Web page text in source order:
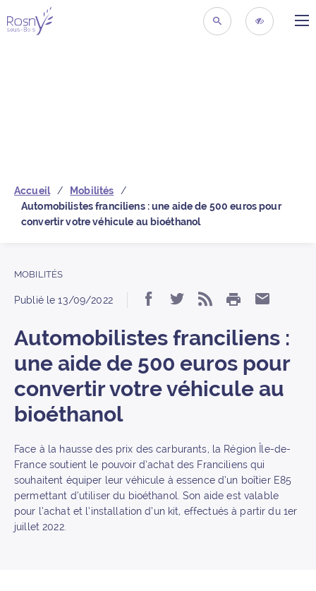
Retour à la pageRECHERCHER
Accueil
Mobilités
Automobilistes franciliens : une aide de 500 euros pour
convertir votre véhicule au bioéthanol
MOBILITÉS
Publié le13/09/2022 Partager «
Partager «
S’abonner
IMPRIMER
Automobilistes franciliens :
une aide de 500 euros pour
convertir votre véhicule au
bioéthanol
Face à la hausse des prix des carburants, la Région Île-de-
France soutient le pouvoir d’achat des Franciliens qui
souhaitent équiper leur véhicule à essence d’un boîtier E85
permettant d’utiliser du bioéthanol. Son aide est valable
pour l’achat et l’installation d’un kit, effectués à partir du 1er
juillet 2022.